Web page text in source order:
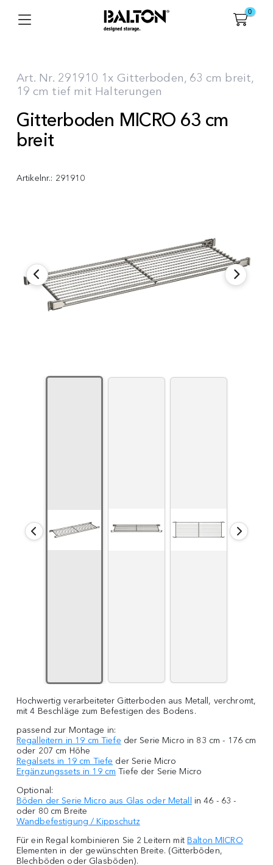
0
Art. Nr. 291910 1x Gitterboden, 63 cm breit,
19 cm tief mit Halterungen
Gitterboden MICRO 63 cm
breit
Artikelnr.: 291910
Hochwertig verarbeiteter Gitterboden aus Metall, verchromt,
mit 4 Beschläge zum Befestigen des Bodens.
passend zur Montage in:
Regalleitern in 19 cm Tiefe der Serie Micro in 83 cm - 176 cm
oder 207 cm Höhe
Regalsets in 19 cm Tiefe der Serie Micro
Ergänzungssets in 19 cm Tiefe der Serie Micro
Optional:
Böden der Serie Micro aus Glas oder Metall
in 46 - 63 -
oder 80 cm Breite
Wandbefestigung / Kippschutz
Für ein Regal kombinieren Sie 2 Leitern mitBalton MICRO
Elementen in der gewünschten Breite. (Gitterböden,
Blechböden oder Glasböden).